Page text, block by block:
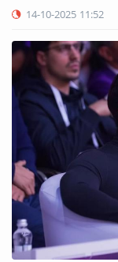
14-10-2025 11:52